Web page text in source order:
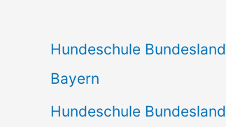
Hundeschule Bundesland
Bayern
Hundeschule Bundesland